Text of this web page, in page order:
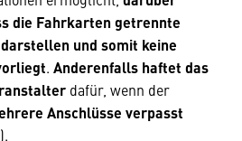
die Fahrkarten getrennte
und somit keine
. Anderenfalls haftet das
dafür, wenn der
Anschlüsse verpasst